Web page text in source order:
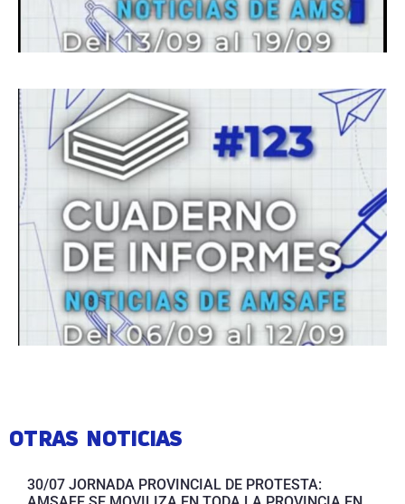
OTRAS NOTICIAS
30/07 JORNADA PROVINCIAL DE PROTESTA: